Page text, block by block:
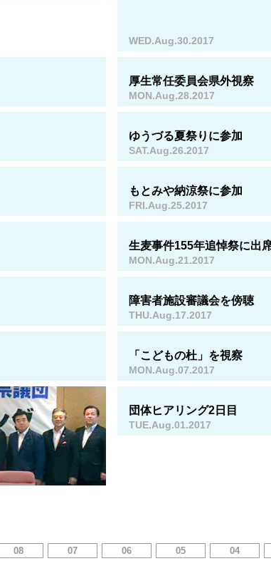
WED.Aug.30.2017
厚生常任委員会県外視察
MON.Aug.28.2017
ゆうづる夏祭りに参加
SAT.Aug.26.2017
もとみや納涼祭に参加
FRI.Aug.25.2017
生麦事件155年追悼祭に出
MON.Aug.21.2017
障害者施設審議会を傍聴
THU.Aug.17.2017
「こどもの杜」を視察
MON.Aug.07.2017
団体ヒアリング2日目
TUE.Aug.01.2017
08 07 06 05 04